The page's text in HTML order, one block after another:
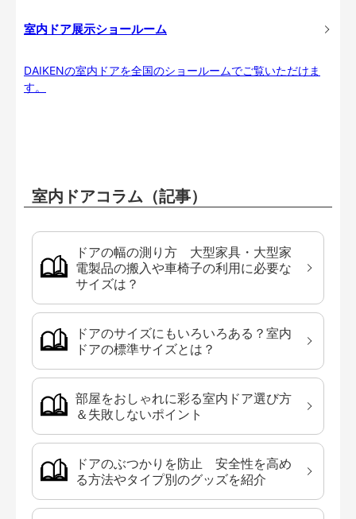
室内ドア展示ショールーム
DAIKENの室内ドアを全国のショールームでご覧いただけま
す。
室内ドアコラム（記事）
ドアの幅の測り方 大型家具・大型家
電製品の搬入や車椅子の利用に必要な
サイズは？
ドアのサイズにもいろいろある？室内
ドアの標準サイズとは？
部屋をおしゃれに彩る室内ドア選び方
＆失敗しないポイント
ドアのぶつかりを防止 安全性を高め
る方法やタイプ別のグッズを紹介